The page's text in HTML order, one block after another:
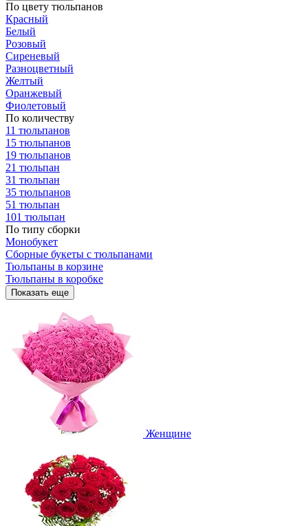
По цвету тюльпанов
Красный
Белый
Розовый
Сиреневый
Разноцветный
Желтый
Оранжевый
Фиолетовый
По количеству
11 тюльпанов
15 тюльпанов
19 тюльпанов
21 тюльпан
31 тюльпан
35 тюльпанов
51 тюльпан
101 тюльпан
По типу сборки
Монобукет
Сборные букеты с тюльпанами
Тюльпаны в корзине
Тюльпаны в коробке
Показать еще
Женщине